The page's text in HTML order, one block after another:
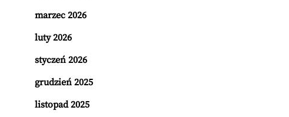
marzec 2026
luty 2026
styczeń 2026
grudzień 2025
listopad 2025